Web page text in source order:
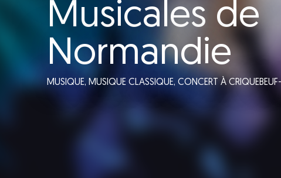
Musicales de
Normandie
MUSIQUE, MUSIQUE CLASSIQUE, CONCERT À